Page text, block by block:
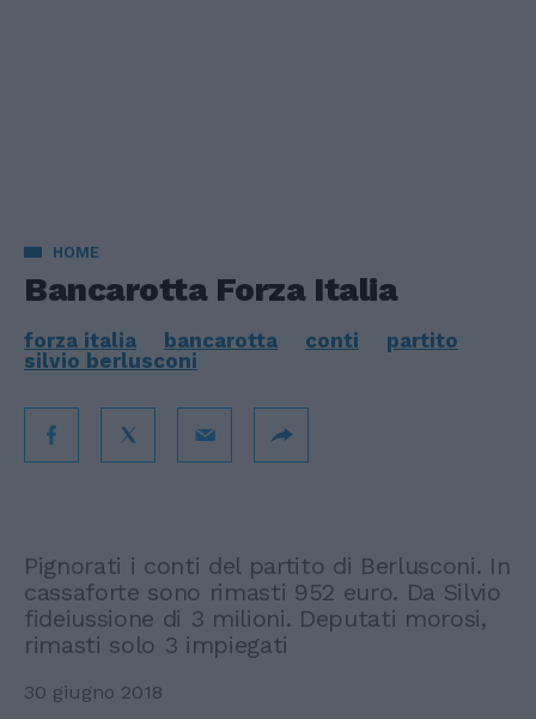
HOME
Bancarotta Forza Italia
forza italia bancarotta conti
partito
silvio berlusconi
Pignorati i conti del partito di Berlusconi. In
cassaforte sono rimasti 952 euro. Da Silvio
fideiussione di 3 milioni. Deputati morosi,
rimasti solo 3 impiegati
30 giugno 2018